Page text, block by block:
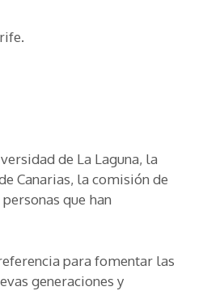
de La Laguna, la
Canarias, la comisión de
que han
para fomentar las
generaciones y